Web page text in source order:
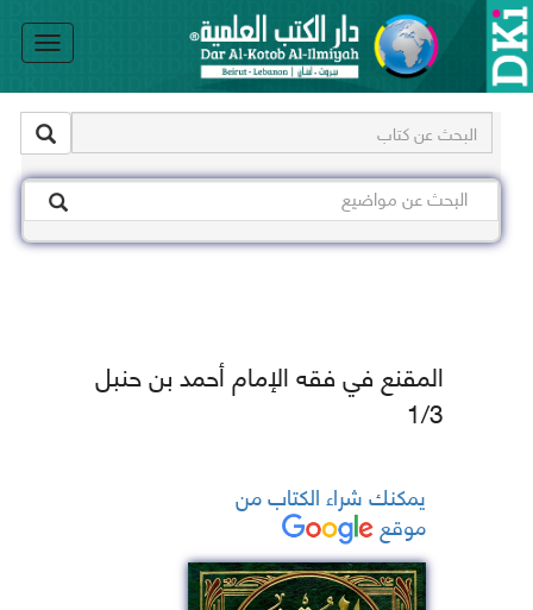
المقنع في فقه الإمام أحمد بن حنبل
1/3
يمكنك شراء الكتاب من
موقع